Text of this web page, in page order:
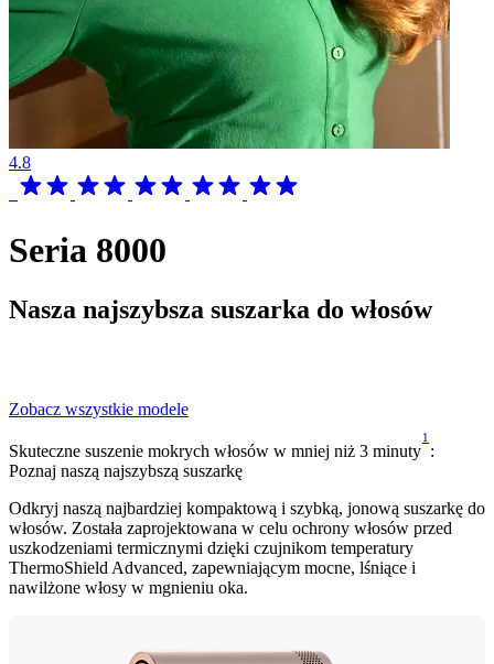
4.8
Seria 8000
Nasza najszybsza suszarka do włosów
Zobacz wszystkie modele
Skuteczne suszenie mokrych włosów w mniej niż 3 minuty
1
:
Poznaj naszą najszybszą suszarkę
Odkryj naszą najbardziej kompaktową i szybką, jonową suszarkę do
włosów. Została zaprojektowana w celu ochrony włosów przed
uszkodzeniami termicznymi dzięki czujnikom temperatury
ThermoShield Advanced, zapewniającym mocne, lśniące i
nawilżone włosy w mgnieniu oka.